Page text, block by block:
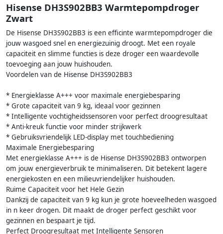
Hisense DH3S902BB3 Warmtepompdroger
Zwart
De Hisense DH3S902BB3 is een efficinte warmtepompdroger die
jouw wasgoed snel en energiezuinig droogt. Met een royale
capaciteit en slimme functies is deze droger een waardevolle
toevoeging aan jouw huishouden.
Voordelen van de Hisense DH3S902BB3
* Energieklasse A+++ voor maximale energiebesparing
* Grote capaciteit van 9 kg, ideaal voor gezinnen
* Intelligente vochtigheidssensoren voor perfect droogresultaat
* Anti-kreuk functie voor minder strijkwerk
* Gebruiksvriendelijk LED-display met touchbediening
Maximale Energiebesparing
Met energieklasse A+++ is de Hisense DH3S902BB3 ontworpen
om jouw energieverbruik te minimaliseren. Dit betekent lagere
energiekosten en een milieuvriendelijker huishouden.
Ruime Capaciteit voor het Hele Gezin
Dankzij de capaciteit van 9 kg kun je grote hoeveelheden wasgoed
in n keer drogen. Dit maakt de droger perfect geschikt voor
gezinnen en bespaart je tijd.
Perfect Droogresultaat met Intelligente Sensoren